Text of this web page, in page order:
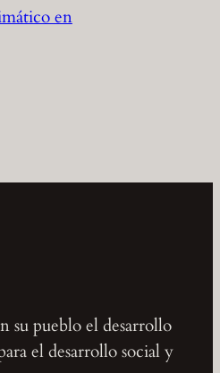
en
su pueblo el desarrollo
el desarrollo social y